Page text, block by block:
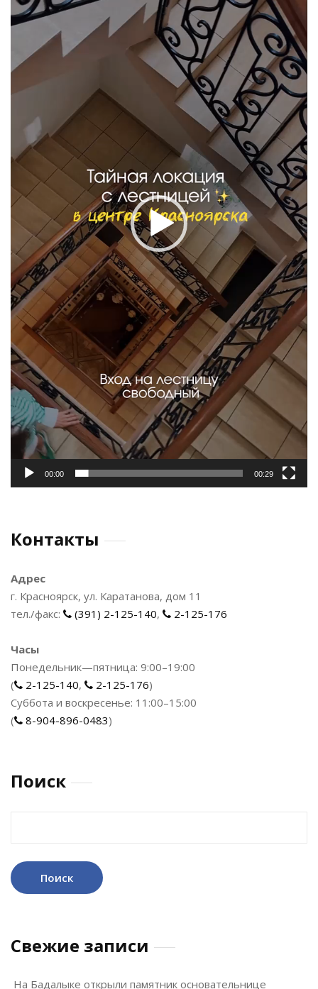
00:00 00:29
Контакты
Адрес
г. Красноярск, ул. Каратанова, дом 11
тел./факс:
(391) 2-125-140, 2-125-176
Часы
Понедельник—пятница: 9:00–19:00
(
2-125-140, 2-125-176)
Суббота и воскресенье: 11:00–15:00
(
8-904-896-0483)
Поиск
Свежие записи
На Бадалыке открыли памятник основательнице